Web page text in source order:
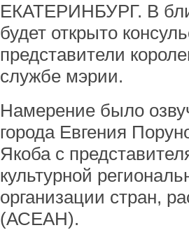
ЕКАТЕРИНБУРГ. В
будет открыто
представители
службе мэрии.
Намерение было
города Евгения
Якоба с
культурной
организации стран,
(АСЕАН).